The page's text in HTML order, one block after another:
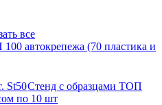
все
автокрепежа (70 пластика и
St50Стенд с образцами ТОП
по 10 шт